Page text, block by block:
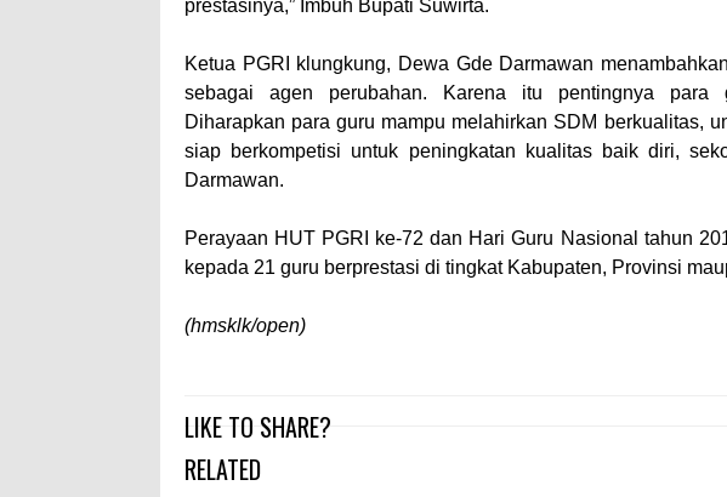
prestasinya,” Imbuh Bupati Suwirta.
Ketua PGRI klungkung, Dewa Gde Darmawan
sebagai agen perubahan. Karena itu pentingnya para
Diharapkan para guru mampu melahirkan SDM berkualitas,
siap berkompetisi untuk peningkatan kualitas baik diri,
Darmawan.
Perayaan HUT PGRI ke-72 dan Hari Guru Nasional tahun
kepada 21 guru berprestasi di tingkat Kabupaten, Provinsi
(hmsklk/open)
LIKE TO SHARE?
RELATED